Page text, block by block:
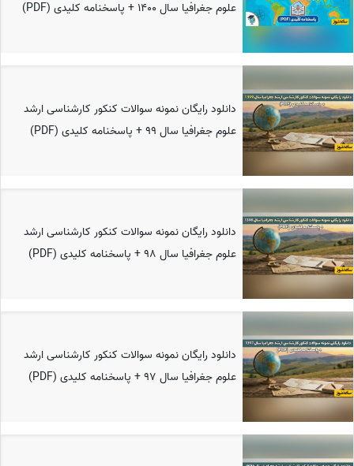
علوم جغرافیا سال 1400 + پاسخنامه کلیدی (PDF)
دانلود رایگان نمونه سوالات کنکور کارشناسی ارشد
علوم جغرافیا سال 99 + پاسخنامه کلیدی (PDF)
دانلود رایگان نمونه سوالات کنکور کارشناسی ارشد
علوم جغرافیا سال 98 + پاسخنامه کلیدی (PDF)
دانلود رایگان نمونه سوالات کنکور کارشناسی ارشد
علوم جغرافیا سال 97 + پاسخنامه کلیدی (PDF)